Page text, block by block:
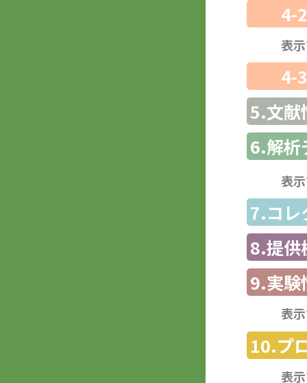
4-
表
4-
5.文献
6.解析
表
7.コレ
8.提供
9.実験
表
10.プ
表